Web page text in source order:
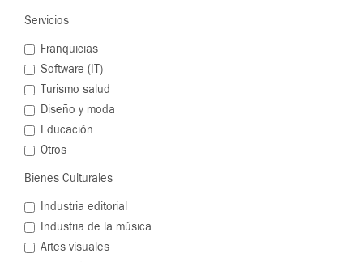
Servicios
Franquicias
Software (IT)
Turismo salud
Diseño y moda
Educación
Otros
Bienes Culturales
Industria editorial
Industria de la música
Artes visuales